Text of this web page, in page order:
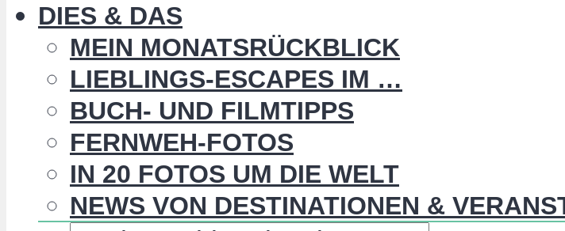
DIES & DAS
MEIN MONATSRÜCKBLICK
LIEBLINGS-ESCAPES IM …
BUCH- UND FILMTIPPS
FERNWEH-FOTOS
IN 20 FOTOS UM DIE WELT
NEWS VON DESTINATIONEN &